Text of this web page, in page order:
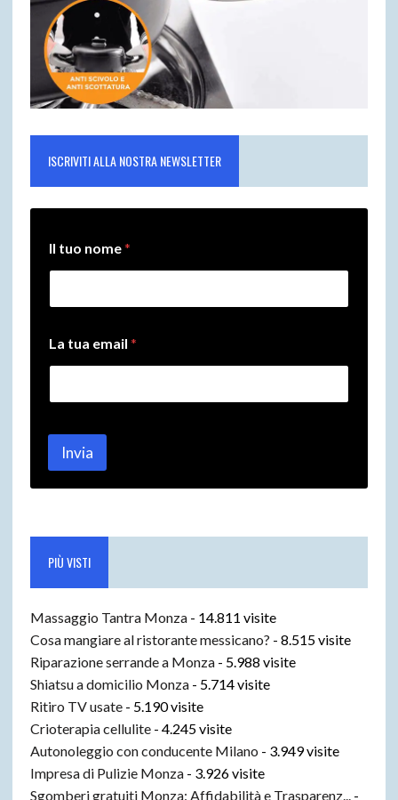
ISCRIVITI ALLA NOSTRA NEWSLETTER
Il tuo nome*
L
a
m
i
La tua email *
Invia
PIÙ VISTI
Massaggio Tantra Monza- 14.811 visite
Cosa mangiare al ristorante messicano? - 8.515 visite
Riparazione serrande a Monza- 5.988 visite
Shiatsu a domicilio Monza- 5.714 visite
Ritiro TV usate- 5.190 visite
Crioterapia cellulite- 4.245 visite
Autonoleggio con conducente Milano - 3.949 visite
Impresa di Pulizie Monza- 3.926 visite
Sgomberi gratuiti Monza: Affidabilità e Trasparenz...-